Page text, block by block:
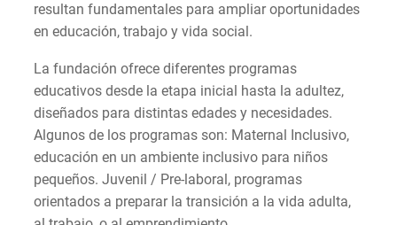
resultan fundamentales para ampliar oportunidades
en educación, trabajo y vida social.
La fundación ofrece diferentes programas
educativos desde la etapa inicial hasta la adultez,
diseñados para distintas edades y necesidades.
Algunos de los programas son: Maternal Inclusivo,
educación en un ambiente inclusivo para niños
pequeños. Juvenil / Pre-laboral, programas
orientados a preparar la transición a la vida adulta,